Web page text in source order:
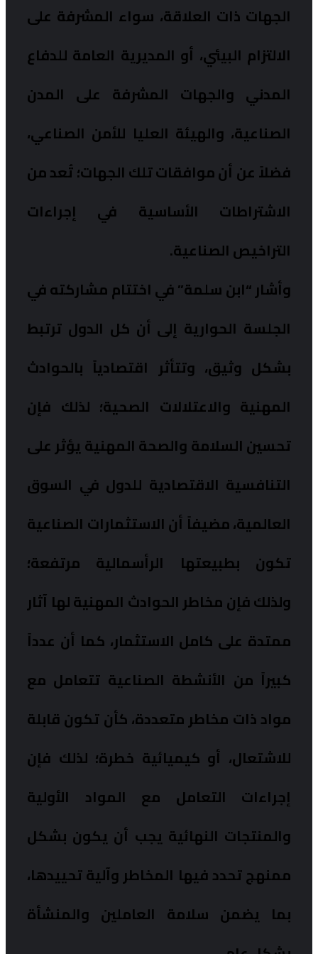
الجهات ذات العلاقة، سواء المشرفة على
الالتزام البيئي، أو المديرية العامة للدفاع
المدني والجهات المشرفة على المدن
الصناعية، والهيئة العليا للأمن الصناعي،
فضلاً عن أن موافقات تلك الجهات؛ تُعد من
الاشتراطات الأساسية في إجراءات
التراخيص الصناعية.
وأشار “ابن سلمة” في اختتام مشاركته في
الجلسة الحوارية إلى أن كل الدول ترتبط
بشكل وثيق، وتتأثر اقتصادياً بالحوادث
المهنية والاعتلالات الصحية؛ لذلك فإن
تحسين السلامة والصحة المهنية يؤثر على
التنافسية الاقتصادية للدول في السوق
العالمية، مضيفاً أن الاستثمارات الصناعية
تكون بطبيعتها الرأسمالية مرتفعة؛
ولذلك فإن مخاطر الحوادث المهنية لها آثار
ممتدة على كامل الاستثمار، كما أن عدداً
كبيراً من الأنشطة الصناعية تتعامل مع
مواد ذات مخاطر متعددة، كأن تكون قابلة
للاشتعال، أو كيميائية خطرة؛ لذلك فإن
إجراءات التعامل مع المواد الأولية
والمنتجات النهائية يجب أن يكون بشكل
ممنهج تحدد فيها المخاطر وآلية تحييدها،
بما يضمن سلامة العاملين والمنشأة